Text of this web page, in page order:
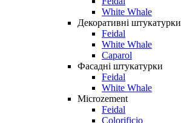
White Whale
Декоративні штукатурки
Feidal
White Whale
Caparol
Фасадні штукатурки
Feidal
White Whale
Microzement
Feidal
Colorificio